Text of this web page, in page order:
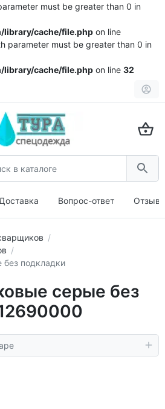
must be greater than 0 in
library/cache/file.php on line
parameter must be greater than 0 in
library/cache/file.php on line 32
Доставка Вопрос-ответ
без подкладки
серые без